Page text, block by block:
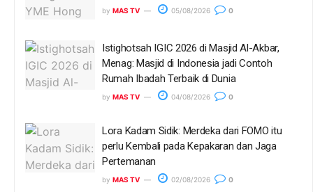
by MAS TV 05/08/2026 0
Istighotsah IGIC 2026 di Masjid Al-Akbar,
Menag: Masjid di Indonesia jadi Contoh
Rumah Ibadah Terbaik di Dunia
by MAS TV 04/08/2026 0
Lora Kadam Sidik: Merdeka dari FOMO itu
perlu Kembali pada Kepakaran dan Jaga
Pertemanan
by MAS TV 02/08/2026 0